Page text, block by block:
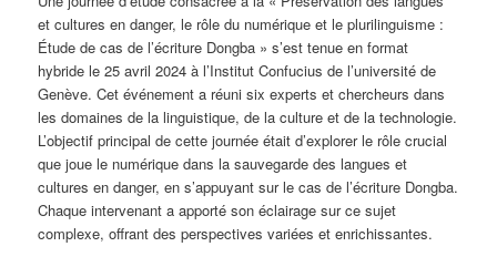
et cultures en danger, le rôle du numérique et le plurilinguisme :
Étude de cas de l’écriture Dongba » s’est tenue en format
hybride le 25 avril 2024 à l’Institut Confucius de l’université de
Genève. Cet événement a réuni six experts et chercheurs dans
les domaines de la linguistique, de la culture et de la technologie.
L’objectif principal de cette journée était d’explorer le rôle crucial
que joue le numérique dans la sauvegarde des langues et
cultures en danger, en s’appuyant sur le cas de l’écriture Dongba.
Chaque intervenant a apporté son éclairage sur ce sujet
complexe, offrant des perspectives variées et enrichissantes.